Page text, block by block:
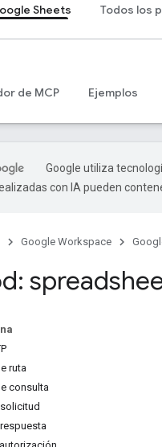
Sheets Todos los
de MCP Ejemplos
Google utiliza
con IA pueden
Google Workspace
ruta
consulta
solicitud
respuesta